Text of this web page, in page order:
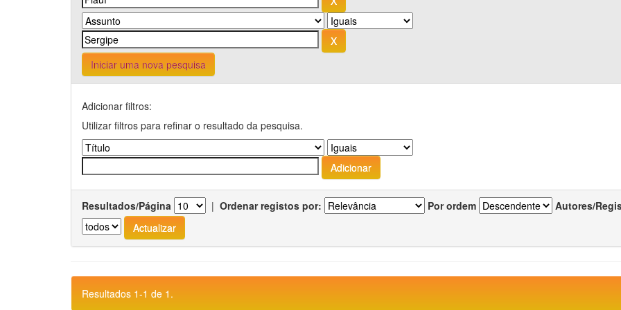
Iniciar uma nova pesquisa
Adicionar filtros:
Utilizar filtros para refinar o resultado da pesquisa.
Resultados/Página | Ordenar registos por: Por ordem Autores/
Resultados 1-1 de 1.